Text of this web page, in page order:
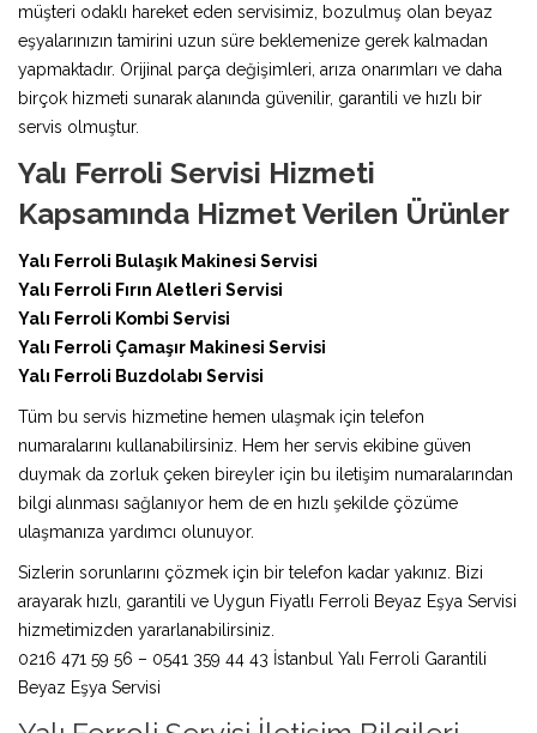
müşteri odaklı hareket eden servisimiz, bozulmuş olan beyaz
eşyalarınızın tamirini uzun süre beklemenize gerek kalmadan
yapmaktadır. Orijinal parça değişimleri, arıza onarımları ve daha
birçok hizmeti sunarak alanında güvenilir, garantili ve hızlı bir
servis olmuştur.
Yalı Ferroli Servisi Hizmeti
Kapsamında Hizmet Verilen Ürünler
Yalı Ferroli Bulaşık Makinesi Servisi
Yalı Ferroli Fırın Aletleri Servisi
Yalı Ferroli Kombi Servisi
Yalı Ferroli Çamaşır Makinesi Servisi
Yalı Ferroli Buzdolabı Servisi
Tüm bu servis hizmetine hemen ulaşmak için telefon
numaralarını kullanabilirsiniz. Hem her servis ekibine güven
duymak da zorluk çeken bireyler için bu iletişim numaralarından
bilgi alınması sağlanıyor hem de en hızlı şekilde çözüme
ulaşmanıza yardımcı olunuyor.
Sizlerin sorunlarını çözmek için bir telefon kadar yakınız. Bizi
arayarak hızlı, garantili ve Uygun Fiyatlı Ferroli Beyaz Eşya Servisi
hizmetimizden yararlanabilirsiniz.
0216 471 59 56 – 0541 359 44 43 İstanbul Yalı Ferroli Garantili
Beyaz Eşya Servisi